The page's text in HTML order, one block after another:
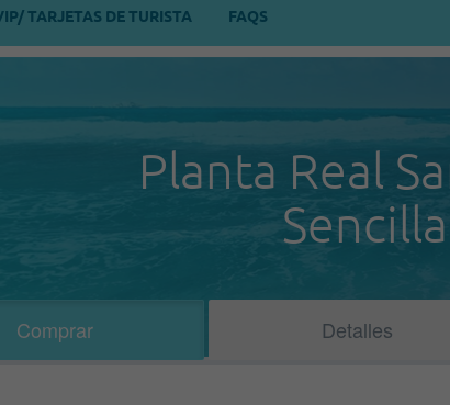
TARJETAS DE TURISTA FAQS
Planta Real
Comprar Detalles